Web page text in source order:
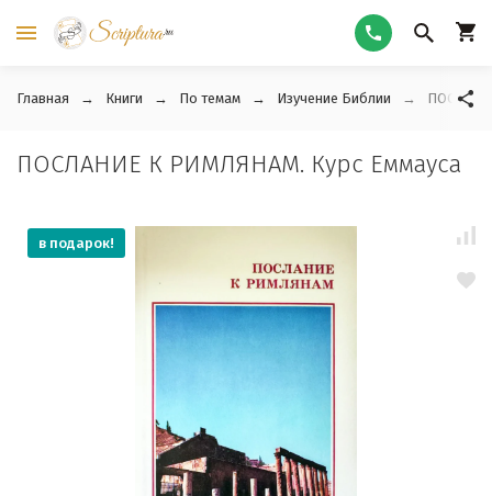
Главная Книги По темам Изучение Библии
ПОСЛАНИЕ К РИМЛЯНАМ. Курс Еммауса
в подарок!